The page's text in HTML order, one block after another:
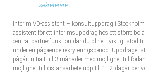
sekreterare
Interim VD-assistent – konsultuppdrag i Stockholm
assistent för ett interimsuppdrag hos ett större
central partnerfunktion där du blir ett viktigt stöd
under en pågående rekryteringsperiod. Uppdraget
pågår initialt till 3 månader med möjlighet till
möjlighet till distansarbete upp till 1–2 dagar per